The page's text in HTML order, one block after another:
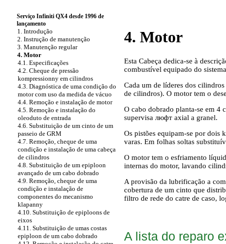
Serviço Infiniti QX4 desde 1996 de
lançamento
1. Introdução
2. Instrução de manutenção
3. Manutenção regular
4. Motor
4.1. Especificações
4.2. Cheque de pressão
kompressionny em cilindros
4.3. Diagnóstica de uma condição do
motor com uso da medida de vácuo
4.4. Remoção e instalação de motor
4.5. Remoção e instalação do
oleoduto de entrada
4.6. Substituição de um cinto de um
passeio de GRM
4.7. Remoção, cheque de uma
condição e instalação de uma cabeça
de cilindros
4.8. Substituição de um epiploon
avançado de um cabo dobrado
4.9. Remoção, cheque de uma
condição e instalação de
componentes do mecanismo
klapanny
4.10. Substituição de epiploons de
eixos
4.11. Substituição de umas costas
epiploon de um cabo dobrado
4. Motor
Esta Cabeça dedica-se à
combustível equipado do
Cada um de líderes dos
de cilindros). O motor tem o
O cabo dobrado planta-se em 4
supervisa люфт axial a granel.
Os pistões equipam-se por dois
varas. Em folhas soltas
O motor tem o esfriamento
internas do motor, lavando
A provisão da lubrificação a
cobertura de um cinto que
filtro de rede do catre de caso,
A lista do reparo